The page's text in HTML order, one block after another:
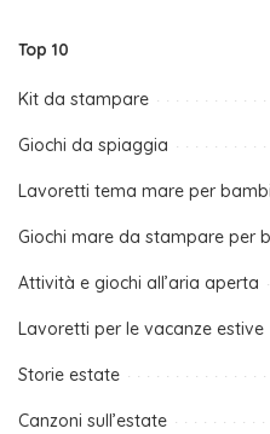
Top 10
Kit da stampare
Giochi da spiaggia
Lavoretti tema mare per
Giochi mare da stampare per
Attività e giochi all’aria aperta
Lavoretti per le vacanze estive
Storie estate
Canzoni sull’estate